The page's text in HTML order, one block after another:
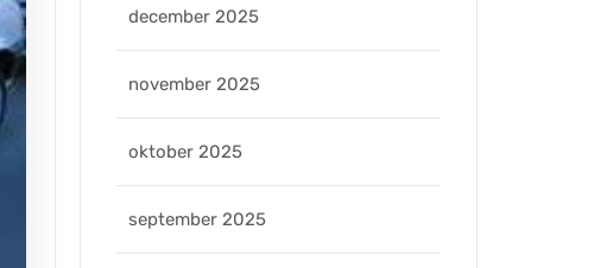
december 2025
november 2025
oktober 2025
september 2025